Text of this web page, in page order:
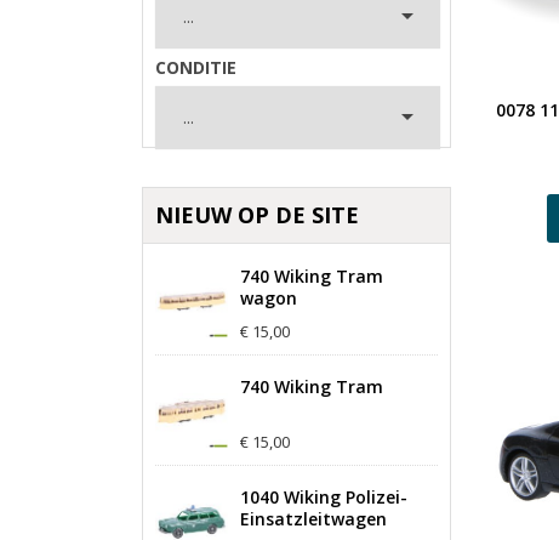

CONDITIE

NIEUW OP DE SITE
740 Wiking Tram
wagon
€ 15,00
740 Wiking Tram
€ 15,00
1040 Wiking Polizei-
Einsatzleitwagen
0078